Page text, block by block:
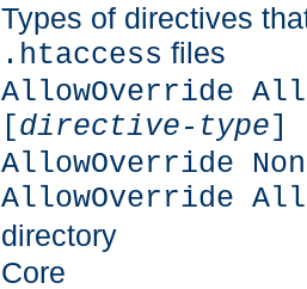
Types of directives
.htaccess files
AllowOverride
[directive-type]
AllowOverride
AllowOverride
directory
Core